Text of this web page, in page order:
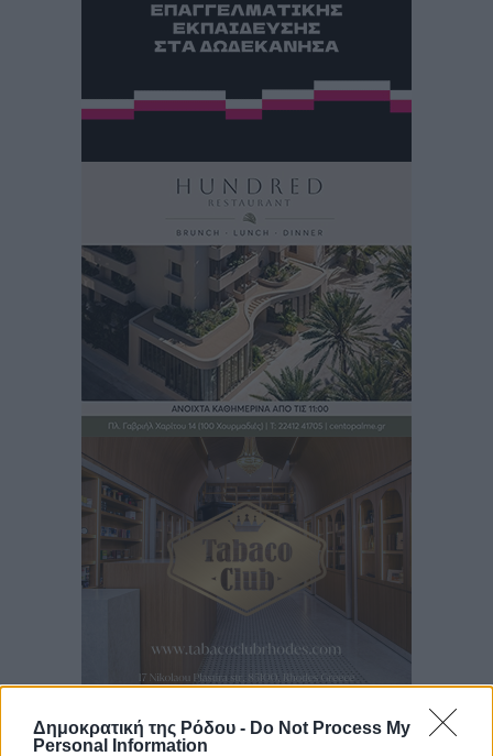
Δημοκρατική της Ρόδου - Do Not Process My
Personal Information
Ροή ειδήσεων